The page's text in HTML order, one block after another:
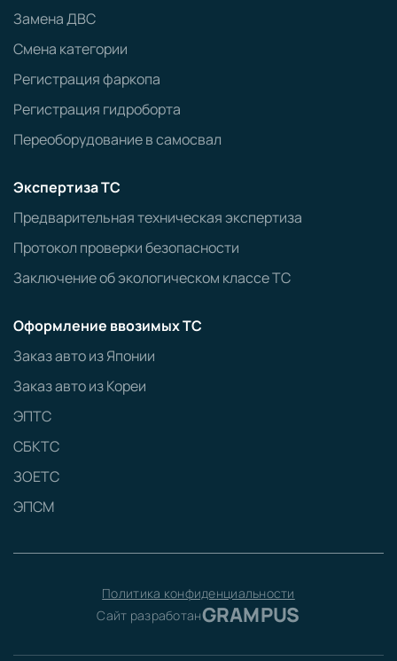
Замена ДВС
Смена категории
Регистрация фаркопа
Регистрация гидроборта
Переоборудование в самосвал
Экспертиза ТС
Предварительная техническая экспертиза
Протокол проверки безопасности
Заключение об экологическом классе ТС
Оформление ввозимых ТС
Заказ авто из Японии
Заказ авто из Кореи
ЭПТС
СБКТС
ЗОЕТС
ЭПСМ
Политика конфиденциальности
Сайт разработанGRAMPUS